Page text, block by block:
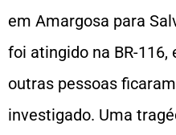
em Amargosa para
foi atingido na BR-116,
outras pessoas
investigado. Uma